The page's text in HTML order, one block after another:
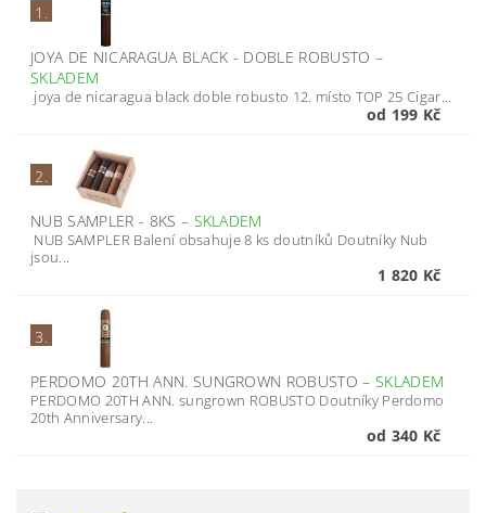
1.
JOYA DE NICARAGUA BLACK - DOBLE ROBUSTO –
SKLADEM
joya de nicaragua black doble robusto 12. místo TOP 25 Cigar...
od 199 Kč
2.
NUB SAMPLER - 8KS – SKLADEM
NUB SAMPLER Balení obsahuje 8 ks doutníků Doutníky Nub
jsou...
1 820 Kč
3.
PERDOMO 20TH ANN. SUNGROWN ROBUSTO– SKLADEM
PERDOMO 20TH ANN. sungrown ROBUSTO Doutníky Perdomo
20th Anniversary...
od 340 Kč